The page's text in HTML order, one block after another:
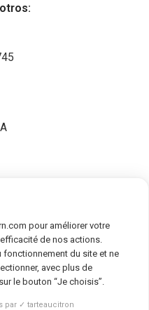
legal Política de privacidad
2026
pour améliorer votre
de nos actions.
du site et ne
avec plus de
le bouton “Je choisis”.
par ✓ tarteaucitron